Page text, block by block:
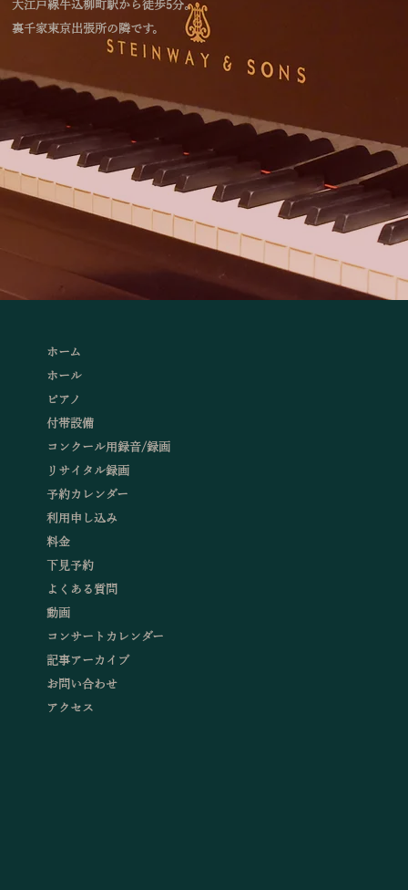
大江戸線牛込柳町駅から徒歩5分。
裏千家東京出張所の隣です。
ホーム
ホール
ピアノ
付帯設備
コンクール用録音/録画
リサイタル録画
予約カレンダー
利用申し込み
料金
下見予約
よくある質問
動画
コンサートカレンダー
記事アーカイブ
お問い合わせ
アクセス